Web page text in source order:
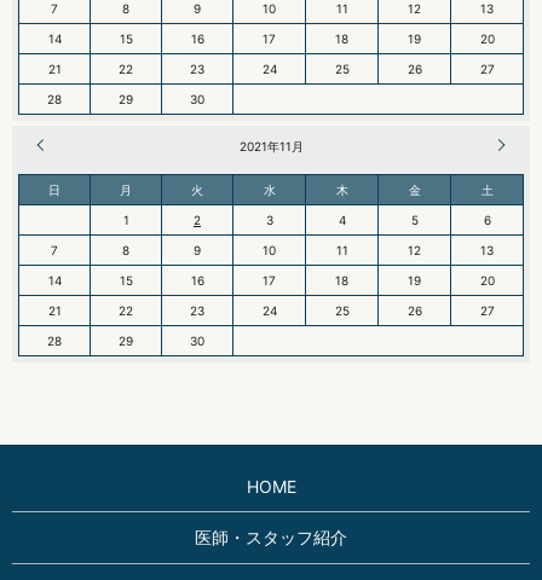
7 8 9 10 11 12 13
14 15 16 17 18 19 20
21 22 23 24 25 26 27
28 29 30
2021年11月
日 月 火 水 木 金 土
1 2 3 4 5 6
7 8 9 10 11 12 13
14 15 16 17 18 19 20
21 22 23 24 25 26 27
28 29 30
HOME
医師・スタッフ紹介